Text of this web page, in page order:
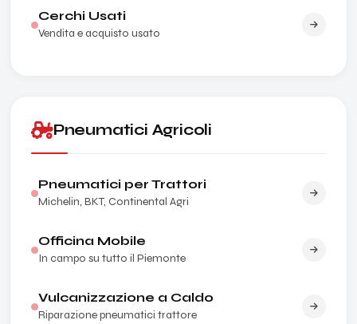
Cerchi Usati
Vendita e acquisto usato
Pneumatici Agricoli
Pneumatici per Trattori
Michelin, BKT, Continental Agri
Officina Mobile
In campo su tutto il Piemonte
Vulcanizzazione a Caldo
Riparazione pneumatici trattore